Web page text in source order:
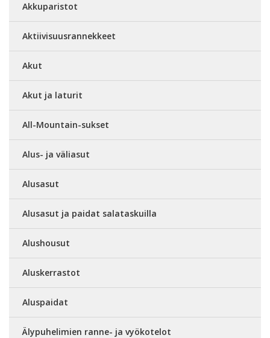
Akkuparistot
Aktiivisuusrannekkeet
Akut
Akut ja laturit
All-Mountain-sukset
Alus- ja väliasut
Alusasut
Alusasut ja paidat salataskuilla
Alushousut
Aluskerrastot
Aluspaidat
Älypuhelimien ranne- ja vyökotelot